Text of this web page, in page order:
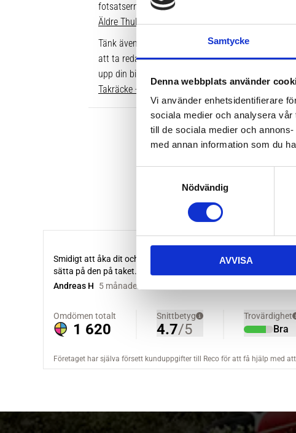
Samtycke
Denna webbplats använder
Vi använder enhetsidentifierare
sociala medier och analysera
till de sociala medier och
med annan information som du
k
e
s
Nödvändig
AVVISA
fotsatserna:
Äldre Thule fotsatser som inte går att komplettera
Tänk även på att dina rör över taket behöver vara
att ta reda på vilken längd du ska ha är att gå till
upp din bil. Där ser du enkelt vilken längd som
Takräcke - kompletta paket >>